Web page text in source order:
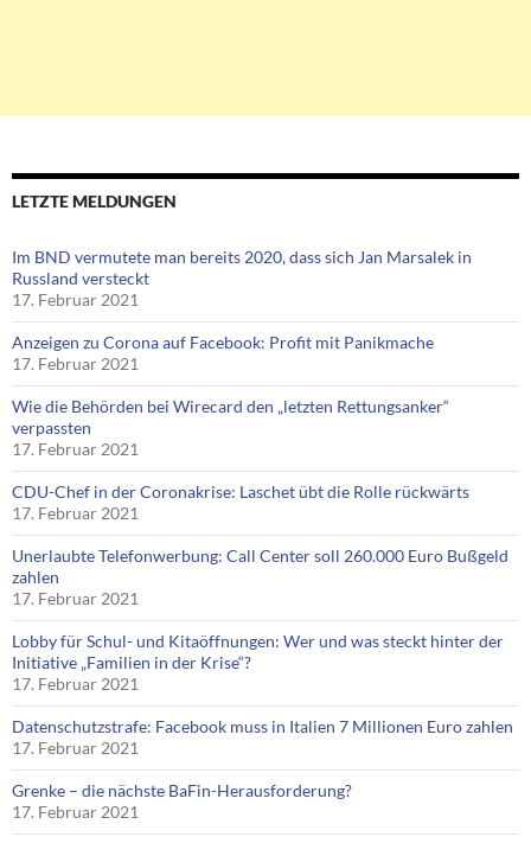
LETZTE MELDUNGEN
Im BND vermutete man bereits 2020, dass sich Jan Marsalek in
Russland versteckt
17. Februar 2021
Anzeigen zu Corona auf Facebook: Profit mit Panikmache
17. Februar 2021
Wie die Behörden bei Wirecard den „letzten Rettungsanker“
verpassten
17. Februar 2021
CDU-Chef in der Coronakrise: Laschet übt die Rolle rückwärts
17. Februar 2021
Unerlaubte Telefonwerbung: Call Center soll 260.000 Euro Bußgeld
zahlen
17. Februar 2021
Lobby für Schul- und Kitaöffnungen: Wer und was steckt hinter der
Initiative „Familien in der Krise“?
17. Februar 2021
Datenschutzstrafe: Facebook muss in Italien 7 Millionen Euro zahlen
17. Februar 2021
Grenke – die nächste BaFin-Herausforderung?
17. Februar 2021